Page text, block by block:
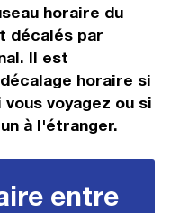
horaire du
décalés par
Il est
horaire si
voyagez ou si
à l'étranger.
entre